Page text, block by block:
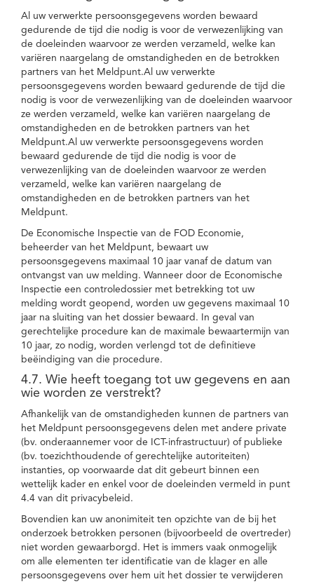
Al uw verwerkte persoonsgegevens worden bewaard
gedurende de tijd die nodig is voor de verwezenlijking van
de doeleinden waarvoor ze werden verzameld, welke kan
variëren naargelang de omstandigheden en de betrokken
partners van het Meldpunt.Al uw verwerkte
persoonsgegevens worden bewaard gedurende de tijd die
nodig is voor de verwezenlijking van de doeleinden waarvoor
ze werden verzameld, welke kan variëren naargelang de
omstandigheden en de betrokken partners van het
Meldpunt.Al uw verwerkte persoonsgegevens worden
bewaard gedurende de tijd die nodig is voor de
verwezenlijking van de doeleinden waarvoor ze werden
verzameld, welke kan variëren naargelang de
omstandigheden en de betrokken partners van het
Meldpunt.
De Economische Inspectie van de FOD Economie,
beheerder van het Meldpunt, bewaart uw
persoonsgegevens maximaal 10 jaar vanaf de datum van
ontvangst van uw melding. Wanneer door de Economische
Inspectie een controledossier met betrekking tot uw
melding wordt geopend, worden uw gegevens maximaal 10
jaar na sluiting van het dossier bewaard. In geval van
gerechtelijke procedure kan de maximale bewaartermijn van
10 jaar, zo nodig, worden verlengd tot de definitieve
beëindiging van die procedure.
4.7. Wie heeft toegang tot uw gegevens en aan
wie worden ze verstrekt?
Afhankelijk van de omstandigheden kunnen de partners van
het Meldpunt persoonsgegevens delen met andere private
(bv. onderaannemer voor de ICT-infrastructuur) of publieke
(bv. toezichthoudende of gerechtelijke autoriteiten)
instanties, op voorwaarde dat dit gebeurt binnen een
wettelijk kader en enkel voor de doeleinden vermeld in punt
4.4 van dit privacybeleid.
Bovendien kan uw anonimiteit ten opzichte van de bij het
onderzoek betrokken personen (bijvoorbeeld de overtreder)
niet worden gewaarborgd. Het is immers vaak onmogelijk
om alle elementen ter identificatie van de klager en alle
persoonsgegevens over hem uit het dossier te verwijderen